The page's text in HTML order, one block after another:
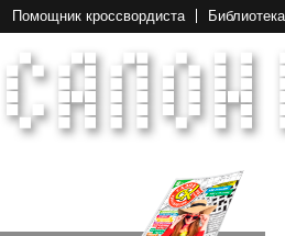
Помощник кроссвордиста